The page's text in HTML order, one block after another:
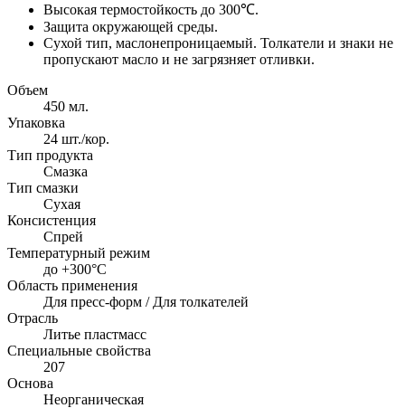
Высокая термостойкость до 300℃.
Защита окружающей среды.
Сухой тип, маслонепроницаемый. Толкатели и знаки не
пропускают масло и не загрязняет отливки.
Объем
450 мл.
Упаковка
24 шт./кор.
Тип продукта
Смазка
Тип смазки
Сухая
Консистенция
Спрей
Температурный режим
до +300°С
Область применения
Для пресс-форм / Для толкателей
Отрасль
Литье пластмасс
Специальные свойства
207
Основа
Неорганическая